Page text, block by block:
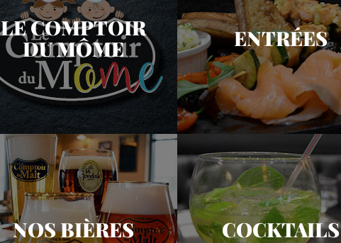
LE COMPTOIR
DU MÔME
ENTRÉES
NOS BIÈRES COCKTAILS